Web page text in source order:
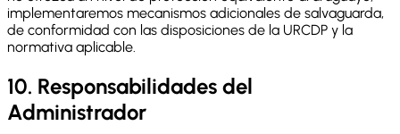
implementaremos mecanismos adicionales de salvaguarda,
de conformidad con las disposiciones de la URCDP y la
normativa aplicable.
10. Responsabilidades del
Administrador